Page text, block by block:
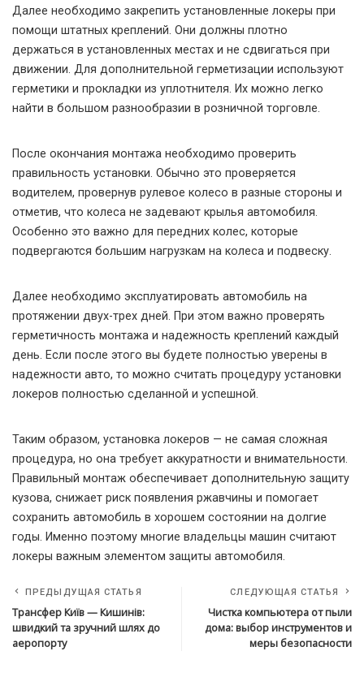
Далее необходимо закрепить установленные локеры при
помощи штатных креплений. Они должны плотно
держаться в установленных местах и не сдвигаться при
движении. Для дополнительной герметизации используют
герметики и прокладки из уплотнителя. Их можно легко
найти в большом разнообразии в розничной торговле.
После окончания монтажа необходимо проверить
правильность установки. Обычно это проверяется
водителем, провернув рулевое колесо в разные стороны и
отметив, что колеса не задевают крылья автомобиля.
Особенно это важно для передних колес, которые
подвергаются большим нагрузкам на колеса и подвеску.
Далее необходимо эксплуатировать автомобиль на
протяжении двух-трех дней. При этом важно проверять
герметичность монтажа и надежность креплений каждый
день. Если после этого вы будете полностью уверены в
надежности авто, то можно считать процедуру установки
локеров полностью сделанной и успешной.
Таким образом, установка локеров — не самая сложная
процедура, но она требует аккуратности и внимательности.
Правильный монтаж обеспечивает дополнительную защиту
кузова, снижает риск появления ржавчины и помогает
сохранить автомобиль в хорошем состоянии на долгие
годы. Именно поэтому многие владельцы машин считают
локеры важным элементом защиты автомобиля.
ПРЕДЫДУЩАЯ СТАТЬЯ
Трансфер Київ — Кишинів:
швидкий та зручний шлях до
аеропорту
СЛЕДУЮЩАЯ СТАТЬЯ
Чистка компьютера от пыли
дома: выбор инструментов и
меры безопасности